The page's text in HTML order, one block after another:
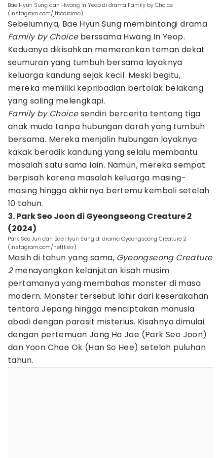
Bae Hyun Sung dan Hwang In Yeop di drama Family by Choice
(instagram.com/jtbcdrama)
Sebelumnya, Bae Hyun Sung membintangi drama
Family by Choiceberssama Hwang In Yeop.
Keduanya dikisahkan memerankan teman dekat
seumuran yang tumbuh bersama layaknya
keluarga kandung sejak kecil. Meski begitu,
mereka memiliki kepribadian bertolak belakang
yang saling melengkapi.
Family by Choicesendiri bercerita tentang tiga
anak muda tanpa hubungan darah yang tumbuh
bersama. Mereka menjalin hubungan layaknya
kakak beradik kandung yang selalu membantu
masalah satu sama lain. Namun, mereka sempat
berpisah karena masalah keluarga masing-
masing hingga akhirnya bertemu kembali setelah
10 tahun.
3. Park Seo Joon di Gyeongseong Creature 2
(2024)
Park Seo Jun dan Bae Hyun Sung di drama Gyeongseong Creature 2
(instagram.com/netflixkr)
Masih di tahun yang sama, Gyeongseong Creature
2menayangkan kelanjutan kisah musim
pertamanya yang membahas monster di masa
modern. Monster tersebut lahir dari keserakahan
tentara Jepang hingga menciptakan manusia
abadi dengan parasit misterius. Kisahnya dimulai
dengan pertemuan Jang Ho Jae (Park Seo Joon)
dan Yoon Chae Ok (Han So Hee) setelah puluhan
tahun.